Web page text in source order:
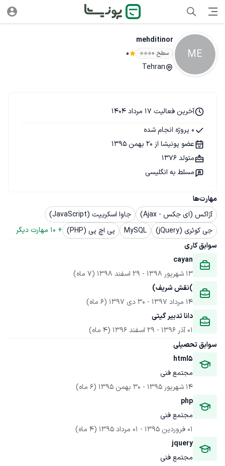
ME
mehditinor
سطح ۰ 0
Tehran
مهارت‌ها
آژاکس (ای جکس - Ajax)
جاوا اسکریپت (JavaScript)
جی کوئری (jQuery)
MySQL پی اچ پی (PHP) +
10 مهارت دیگر
سوابق کاری
cayan
13 شهریور 1398
- 29 اسفند 1398
(7 ماه)
)نقش شریف)
14 مرداد 1397
- 30 دی 1397
(6 ماه)
دانا تدبیر گیتی
01 آذر 1396
- 29 اسفند 1396
(4 ماه)
سوابق تحصیلی
html5
مجتمع فنی
14 شهریور 1395
- 30 بهمن 1395
(6 ماه)
php
مجتمع فنی
01 فروردین 1395
- 01 مرداد 1395
(4 ماه)
jquery
مجتمع فنی
آخرین فعالیت 17 مرداد 1404
0 پروژه انجام شده
عضو پونیشا از 20 بهمن 1395
متولد 1376
مسلط به انگلیسی